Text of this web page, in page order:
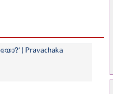
| Pravachaka